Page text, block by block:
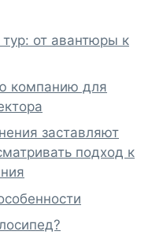
от авантюры к
компанию для
заставляют
подход к